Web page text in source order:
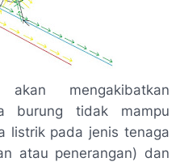
mengakibatkan
burung tidak mampu
listrik pada jenis tenaga
atau penerangan) dan